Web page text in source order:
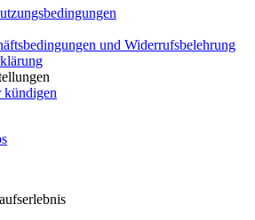
und Widerrufsbelehrung
kündigen